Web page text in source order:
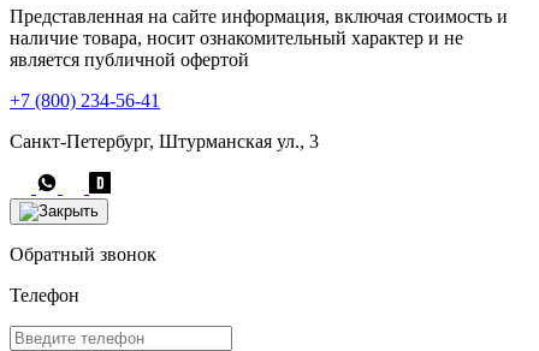
Представленная на сайте информация, включая стоимость и
наличие товара, носит ознакомительный характер и не
является публичной офертой
+7 (800) 234-56-41
Санкт-Петербург, Штурманская ул., 3
Обратный звонок
Телефон